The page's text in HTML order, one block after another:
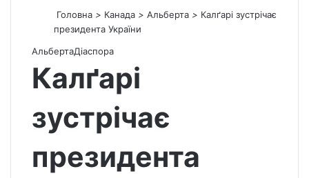
Головна > Канада > Альберта > Калґарі зустрічає
президента України
АльбертаДіаспора
Калґарі
зустрічає
президента